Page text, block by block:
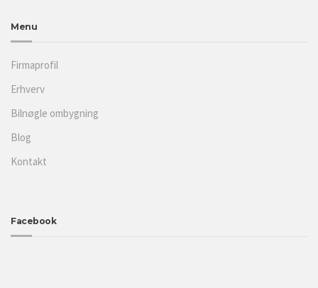
Menu
Firmaprofil
Erhverv
Bilnøgle ombygning
Blog
Kontakt
Facebook